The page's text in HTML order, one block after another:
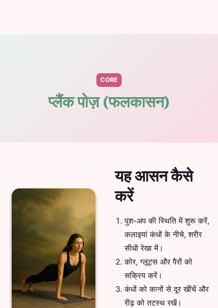
CORE
प्लैंक पोज़ (फलकासन)
यह आसन कैसे
करें
पुश-अप की स्थिति में शुरू करें,
कलाइयां कंधों के नीचे, शरीर
सीधी रेखा में।
कोर, ग्लूट्स और पैरों को
सक्रिय करें।
कंधों को कानों से दूर खींचें और
रीढ़ को तटस्थ रखें।